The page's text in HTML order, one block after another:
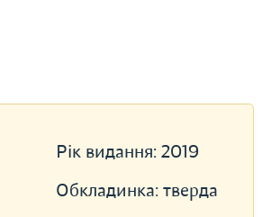
Рік видання: 2019
Обкладинка: тверда